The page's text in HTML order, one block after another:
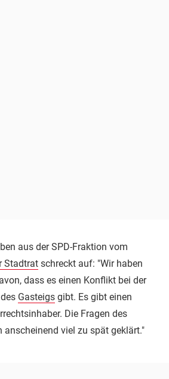
aus der SPD-Fraktion vom
Stadtrat schreckt auf: "Wir haben
dass es einen Konflikt bei der
Gasteigs gibt. Es gibt einen
Die Fragen des
anscheinend viel zu spät geklärt."